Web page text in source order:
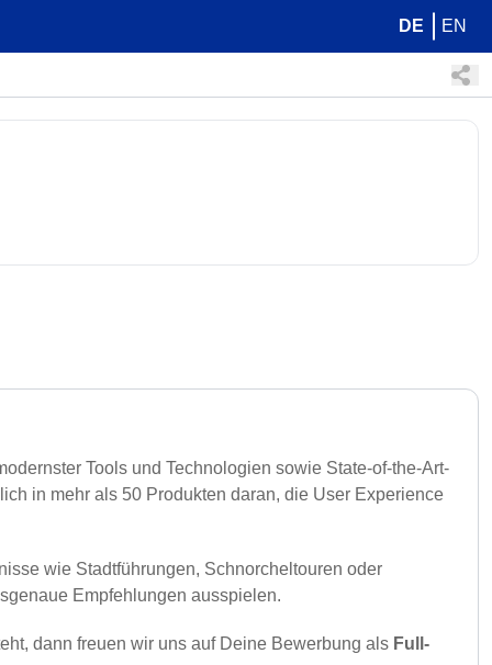
DE EN
Tools und Technologien sowie State-of-the-Art-
in mehr als 50 Produkten daran, die User Experience
wie Stadtführungen, Schnorchel­touren oder
Empfehlungen ausspielen.
dann freuen wir uns auf Deine Bewerbung als Full-